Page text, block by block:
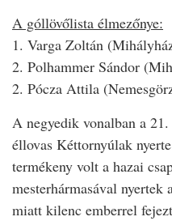
A góllövőlista élmezőnye:
1. Varga Zoltán
2. Polhammer Sándor
2. Pócza Attila
A negyedik vonalban a
éllovas Kéttornyúlak
termékeny volt a hazai
mesterhármasával
miatt kilenc emberrel